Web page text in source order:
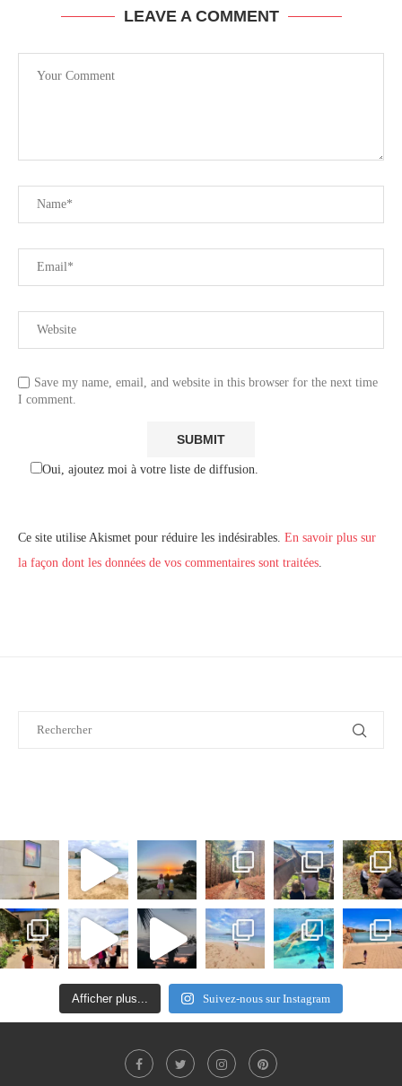
LEAVE A COMMENT
Save my name, email, and website in this browser for the next time
I comment.
Oui, ajoutez moi à votre liste de diffusion.
Ce site utilise Akismet pour réduire les indésirables. En savoir plus sur
la façon dont les données de vos commentaires sont traitées.
Afficher plus... Suivez-nous sur Instagram